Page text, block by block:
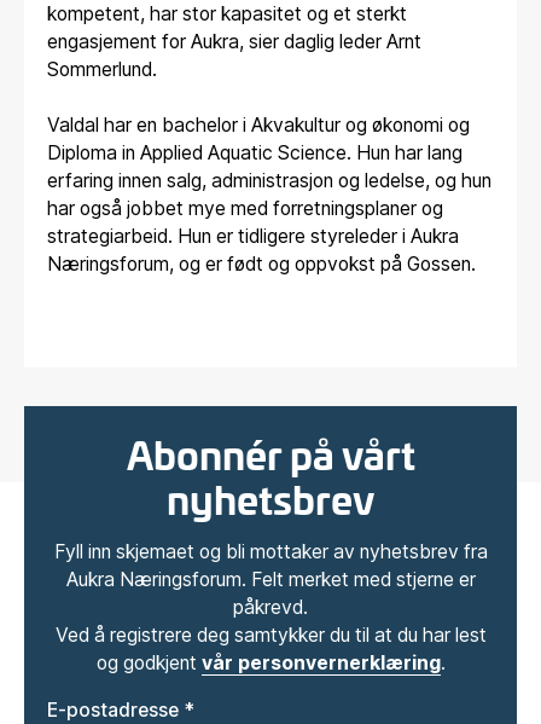
kompetent, har stor kapasitet og et sterkt
engasjement for Aukra, sier daglig leder Arnt
Sommerlund.
Valdal har en bachelor i Akvakultur og økonomi og
Diploma in Applied Aquatic Science. Hun har lang
erfaring innen salg, administrasjon og ledelse, og hun
har også jobbet mye med forretningsplaner og
strategiarbeid. Hun er tidligere styreleder i Aukra
Næringsforum, og er født og oppvokst på Gossen.
Abonnér på vårt
nyhetsbrev
Fyll inn skjemaet og bli mottaker av nyhetsbrev fra
Aukra Næringsforum. Felt merket med stjerne er
påkrevd.
Ved å registrere deg samtykker du til at du har lest
og godkjent vår personvernerklæring.
E-postadresse *